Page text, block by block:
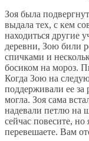
Зоя была
выдала тех, с кем
находиться другие
деревни, Зою били
спичками и
босиком на мороз.
Когда Зою на
поддерживали ее за
могла. Зоя сама
надевали петлю на
сейчас повесите,
перевешаете. Вам